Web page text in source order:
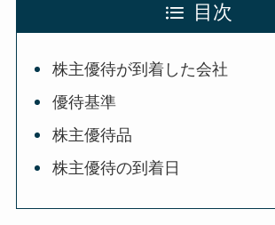
目次
株主優待が到着した会社
優待基準
株主優待品
株主優待の到着日